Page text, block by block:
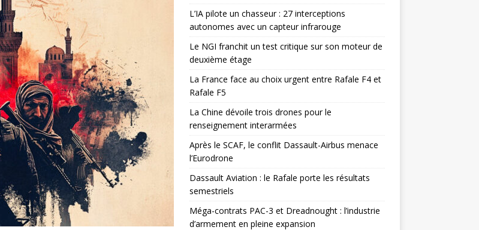
L’IA pilote un chasseur : 27 interceptions
autonomes avec un capteur infrarouge
Le NGI franchit un test critique sur son moteur de
deuxième étage
La France face au choix urgent entre Rafale F4 et
Rafale F5
La Chine dévoile trois drones pour le
renseignement interarmées
Après le SCAF, le conflit Dassault-Airbus menace
l’Eurodrone
Dassault Aviation : le Rafale porte les résultats
semestriels
Méga-contrats PAC-3 et Dreadnought : l’industrie
d’armement en pleine expansion